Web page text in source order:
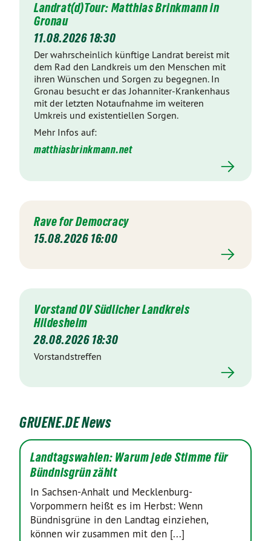
Landrat(d)Tour: Matthias Brinkmann in
Gronau
11.08.2026 18:30
Der wahrscheinlich künftige Landrat bereist mit
dem Rad den Landkreis um den Menschen mit
ihren Wünschen und Sorgen zu begegnen. In
Gronau besucht er das Johanniter-Krankenhaus
mit der letzten Notaufnahme im weiteren
Umkreis und existentiellen Sorgen.
Mehr Infos auf:
matthiasbrinkmann.net
Rave for Democracy
15.08.2026 16:00
Vorstand OV Südlicher Landkreis
Hildesheim
28.08.2026 18:30
Vorstandstreffen
GRUENE.DE News
Landtagswahlen: Warum jede Stimme für
Bündnisgrün zählt
In Sachsen-Anhalt und Mecklenburg-
Vorpommern heißt es im Herbst: Wenn
Bündnisgrüne in den Landtag einziehen,
können wir zusammen mit den [...]